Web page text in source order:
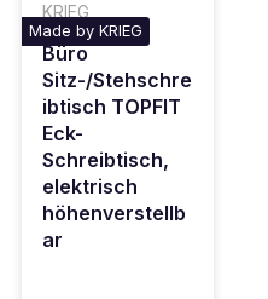
KRIEG
Made by KRIEG
Büro
Sitz-/Stehschre
ibtisch TOPFIT
Eck-
Schreibtisch,
elektrisch
höhenverstellb
ar